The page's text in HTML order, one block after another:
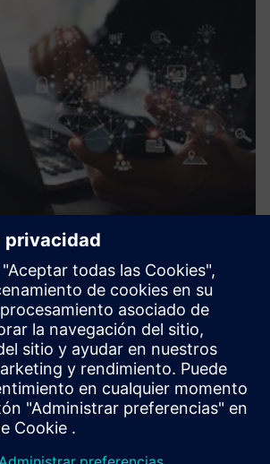
supports technology related strategy-
projects in rail with focus on: - Digital
- Automatic Train Operations - Digital
Enterprise Automation -